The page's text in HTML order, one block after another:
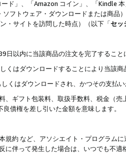
ド」、「Amazon コイン」、「Kindle
フトウェア・ダウンロードまたは商品
・サイトを訪問した時点）（以下「セッ
以内に当該商品の注文を完了するこ
はダウンロードすることにより当該商
くはダウンロードされ、かつその支払い
、ギフト包装料、取扱手数料、税金（
債権を差し引いた金額を意味します。
約 など、アソシエイト・プログラム
に伴って発生した場合は、いつでも不適